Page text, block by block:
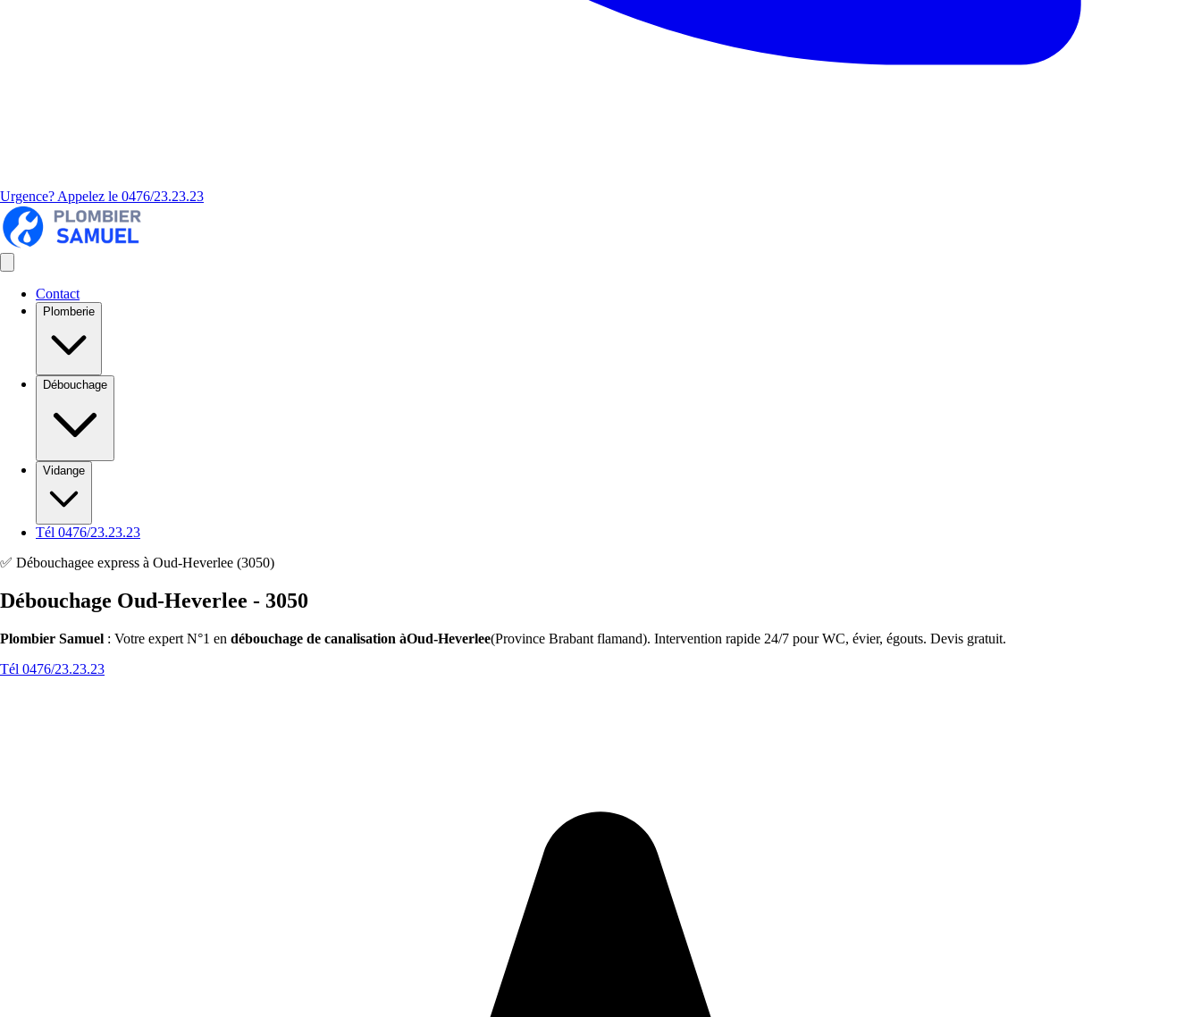
Urgence? Appelez le 0476/23.23.23
Contact
Plomberie
Débouchage
Vidange
Tél 0476/23.23.23
✅ Débouchagee express à Oud-Heverlee (3050)
Débouchage Oud-Heverlee - 3050
Plombier Samuel : Votre expert N°1 en débouchage de canalisation àOud-Heverlee(Province Brabant flamand). Intervention rapide 24/7 pour WC, évier, égouts. Devis gratuit.
Tél 0476/23.23.23